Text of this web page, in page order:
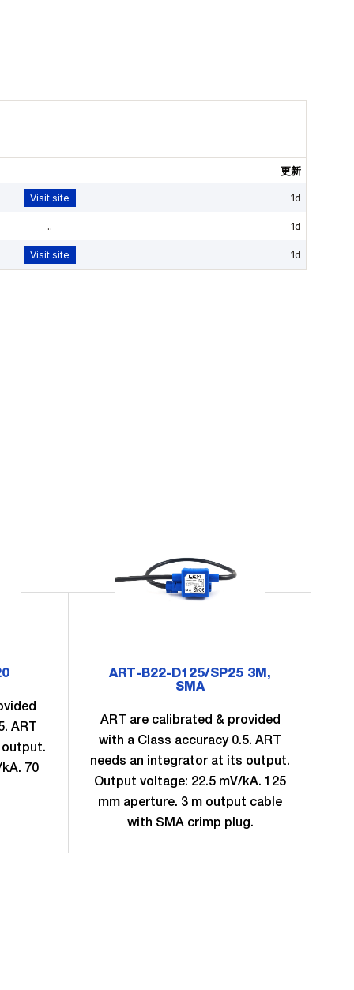
ART
70
ART-B22-D125/SP25 3M,
SMA
ART are calibrated & provided
with a Class accuracy 0.5. ART
needs an integrator at its output.
Output voltage: 22.5 mV/kA. 125
mm aperture. 3 m output cable
with SMA crimp plug.